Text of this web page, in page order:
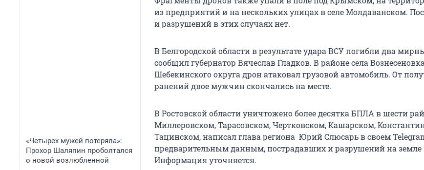
«Четырех мужей потеряла»:
Прохор Шаляпин проболтался
о новой возлюбленной
из предприятий и на нескольких улицах в селе Молдаванском.
и разрушений в этих случаях нет.
В Белгородской области в результате удара ВСУ погибли два
сообщил губернатор Вячеслав Гладков. В районе села Вознесеновка
Шебекинского округа дрон атаковал грузовой автомобиль. От
ранений двое мужчин скончались на месте.
В Ростовской области уничтожено более десятка БПЛА в шести
Миллеровском, Тарасовском, Чертковском, Кашарском,
Тацинском, написал глава региона Юрий Слюсарь в своем
предварительным данным, пострадавших и разрушений на земле
Информация уточняется.